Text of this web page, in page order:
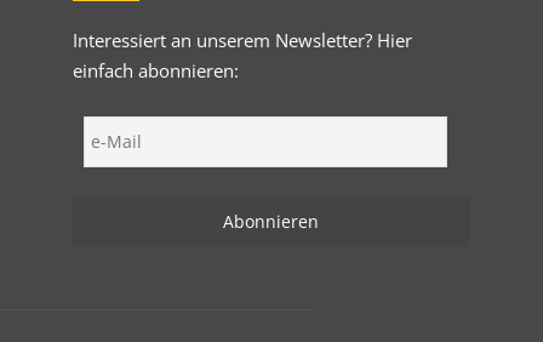
Interessiert an unserem Newsletter? Hier
einfach abonnieren: